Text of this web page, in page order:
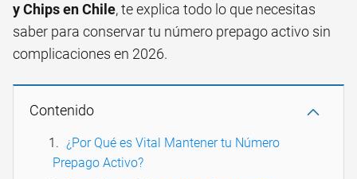
y Chips en Chile, te explica todo lo que necesitas
saber para conservar tu número prepago activo sin
complicaciones en 2026.
Contenido
¿Por Qué es Vital Mantener tu Número
Prepago Activo?